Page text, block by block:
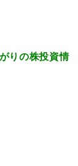
りの株投資情